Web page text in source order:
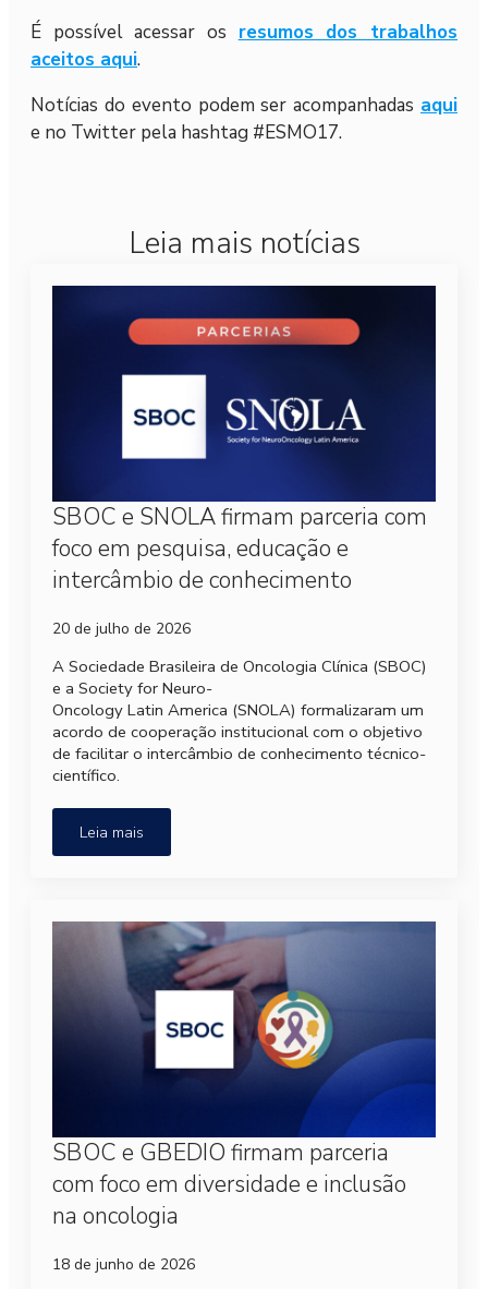
É possível acessar os resumos dos trabalhos
aceitos aqui.
Notícias do evento podem ser acompanhadas aqui
e no Twitter pela hashtag #ESMO17.
Leia mais notícias
SBOC e SNOLA firmam parceria com
foco em pesquisa, educação e
intercâmbio de conhecimento
20 de julho de 2026
A Sociedade Brasileira de Oncologia Clínica (SBOC)
e a Society for Neuro-
Oncology Latin America (SNOLA) formalizaram um
acordo de cooperação institucional com o objetivo
de facilitar o intercâmbio de conhecimento técnico-
científico.
Leia mais
SBOC e GBEDIO firmam parceria
com foco em diversidade e inclusão
na oncologia
18 de junho de 2026